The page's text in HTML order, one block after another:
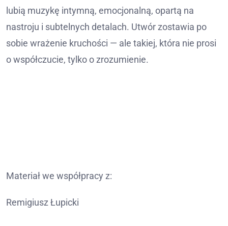
lubią muzykę intymną, emocjonalną, opartą na
nastroju i subtelnych detalach. Utwór zostawia po
sobie wrażenie kruchości — ale takiej, która nie prosi
o współczucie, tylko o zrozumienie.
Materiał we współpracy z:
Remigiusz Łupicki